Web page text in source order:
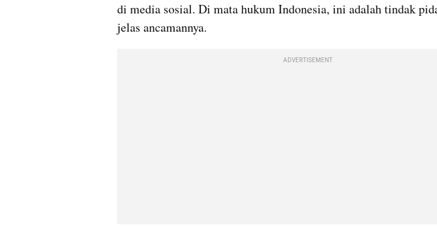
di media sosial. Di mata hukum Indonesia, ini adalah tindak
jelas ancamannya.
ADVERTISEMENT